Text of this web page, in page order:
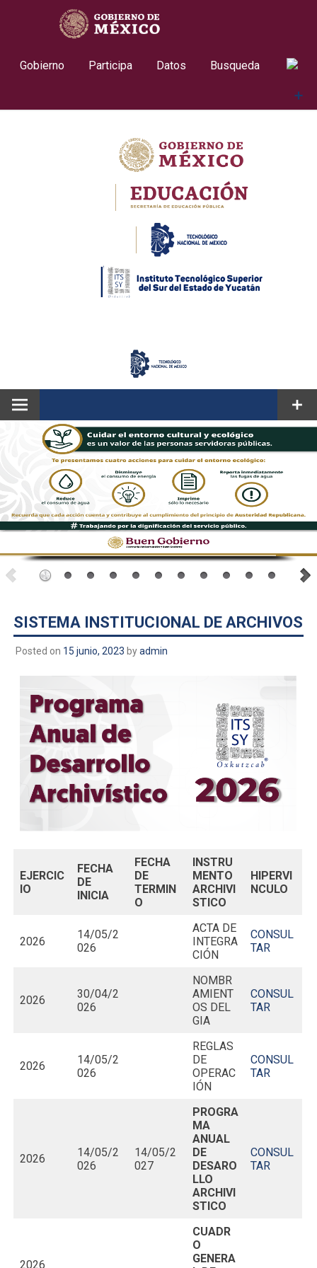
Gobierno
Participa Datos Busqueda
SISTEMA INSTITUCIONAL DE ARCHIVOS
Posted on 15 junio, 2023 byadmin
EJERCIC
IO
FECHA
DE
INICIA
FECHA
DE
TERMIN
O
INSTRU
MENTO
ARCHIVI
STICO
HIPERVI
NCULO
2026
14/05/2
026
ACTA DE
INTEGRA
CIÓN
CONSUL
TAR
2026
30/04/2
026
NOMBR
AMIENT
OS DEL
GIA
CONSUL
TAR
2026
14/05/2
026
REGLAS
DE
OPERAC
IÓN
CONSUL
TAR
2026
14/05/2
026
14/05/2
027
PROGRA
MA
ANUAL
DE
DESARO
LLO
ARCHIVI
STICO
CONSUL
TAR
2026
CUADR
O
GENERA